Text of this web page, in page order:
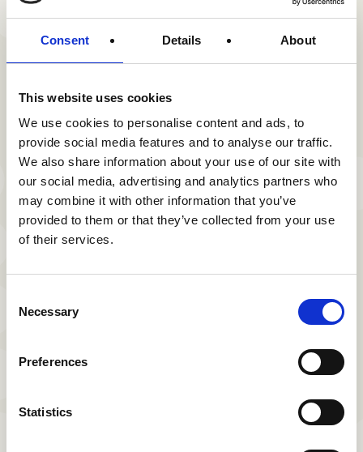
Consent Details About
This website uses cookies
We use cookies to personalise content and ads, to
provide social media features and to analyse our traffic.
We also share information about your use of our site with
our social media, advertising and analytics partners who
may combine it with other information that you’ve
provided to them or that they’ve collected from your use
of their services.
Selection
Necessary
Preferences
Statistics
Província*
Codi postal
Telèfon
Accepto l'ús de les meves dades per la comunicació del
Política de
Privadesa
Enviar